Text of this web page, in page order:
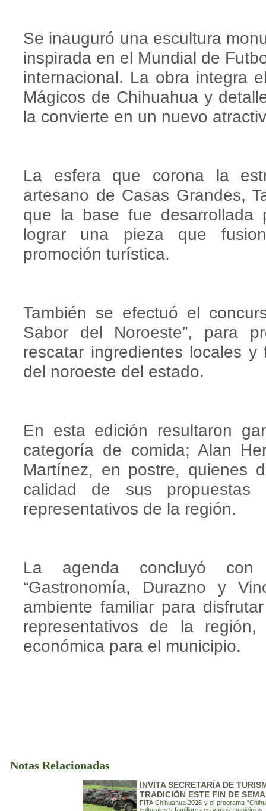
Se inauguró una escultura
inspirada en el Mundial de
internacional. La obra integra
Mágicos de Chihuahua y
la convierte en un nuevo
La esfera que corona la
artesano de Casas Grandes,
que la base fue desarrollada
lograr una pieza que
promoción turística.
También se efectuó el
Sabor del Noroeste”, para
rescatar ingredientes locales
del noroeste del estado.
En esta edición resultaron
categoría de comida; Alan
Martínez, en postre, quienes
calidad de sus propuestas
representativos de la región.
La agenda concluyó con
“Gastronomía, Durazno y
ambiente familiar para
representativos de la
económica para el municipio.
Notas Relacionadas
INVITA SECRETARÍA DE
TRADICIÓN ESTE FIN DE
FITA Chihuahua 2026 y el programa